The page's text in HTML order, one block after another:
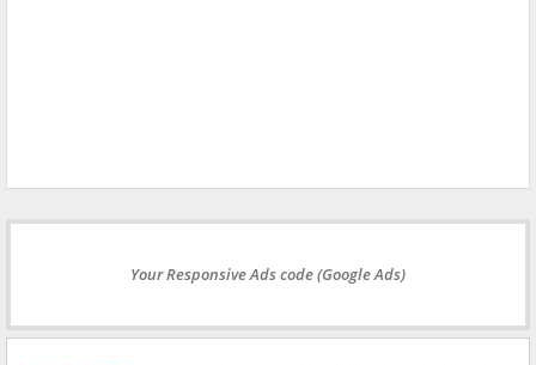
Your Responsive Ads code (Google Ads)